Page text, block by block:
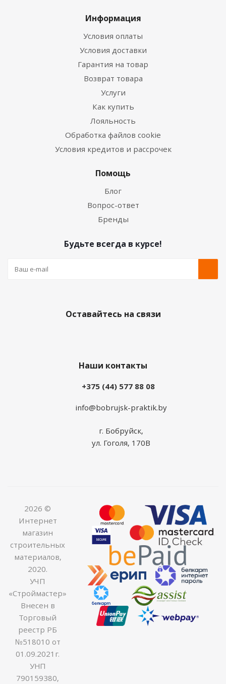
Информация
Условия оплаты
Условия доставки
Гарантия на товар
Возврат товара
Услуги
Как купить
Лояльность
Обработка файлов cookie
Условия кредитов и рассрочек
Помощь
Блог
Вопрос-ответ
Бренды
Будьте всегда в курсе!
Оставайтесь на связи
Наши контакты
+375 (44) 577 88 08
info@bobrujsk-praktik.by
г. Бобруйск,
ул. Гоголя, 170В
2026 ©
Интернет
магазин
строительных
материалов,
2020.
УЧП
«Строймастер»
Внесен в
Торговый
реестр РБ
№518010 от
01.09.2021г.
УНП
790159380,